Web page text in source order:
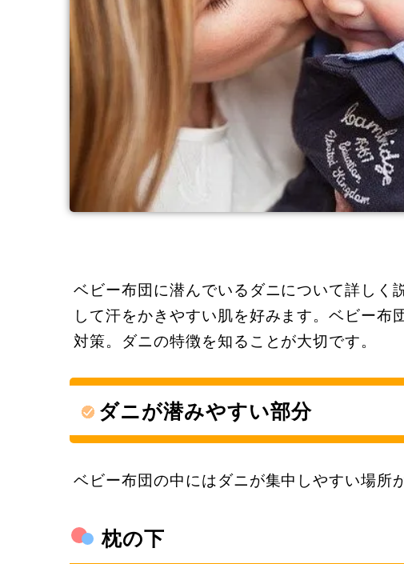
ベビー布団に潜んでいるダニについて詳しく
して汗をかきやすい肌を好みます。ベビー布
対策。ダニの特徴を知ることが大切です。
ダニが潜みやすい部分
ベビー布団の中にはダニが集中しやすい場所
枕の下